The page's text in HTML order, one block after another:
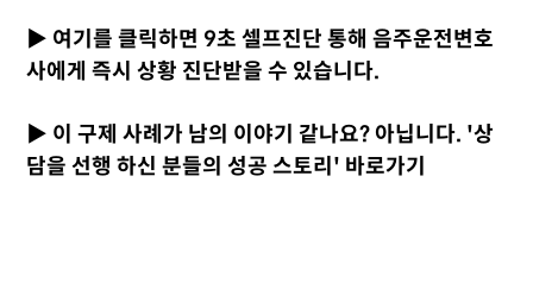
▶ 여기를 클릭하면 9초 셀프진단 통해 음주운전변호
사에게 즉시 상황 진단받을 수 있습니다.
▶ 이 구제 사례가 남의 이야기 같나요? 아닙니다. '상
담을 선행 하신 분들의 성공 스토리' 바로가기